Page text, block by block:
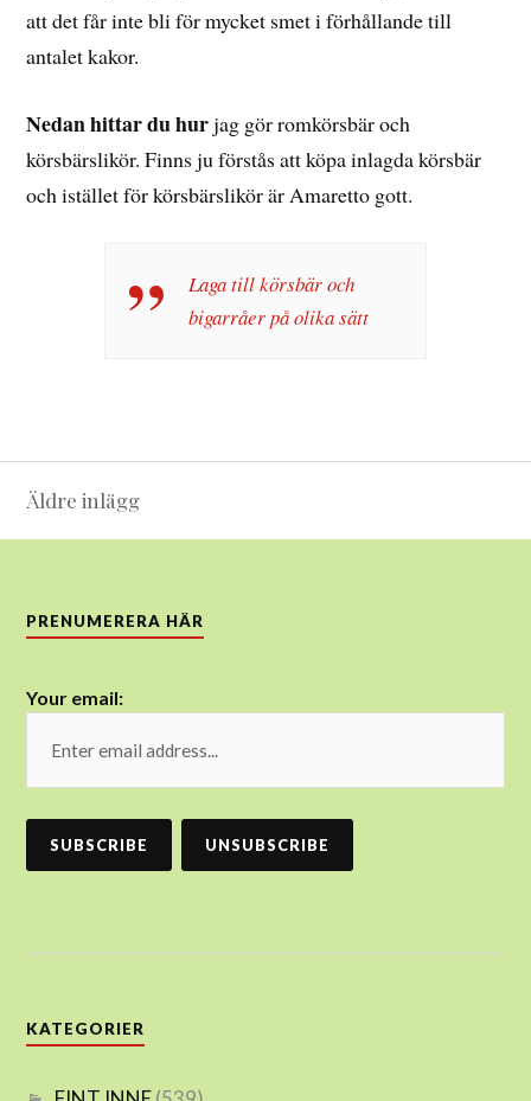
att det får inte bli för mycket smet i förhållande till
antalet kakor.
Nedan hittar du hurjag gör romkörsbär och
körsbärslikör. Finns ju förstås att köpa inlagda körsbär
och istället för körsbärslikör är Amaretto gott.
Laga till körsbär och
bigarråer på olika sätt
Inläggsnavigering
Äldre inlägg
PRENUMERERA HÄR
Your email:
KATEGORIER